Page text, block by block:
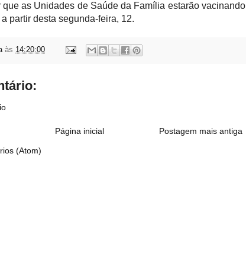
que as Unidades de Saúde da Família estarão vacinando
partir desta segunda-feira, 12.
às 14:20:00
Postagem mais antiga
Página inicial
(Atom)